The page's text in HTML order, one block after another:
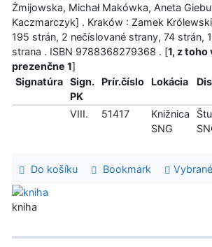
Żmijowska, Michał Makówka, Aneta
Kaczmarczyk] . Kraków : Zamek
195 strán, 2 nečíslované strany, 74 strán,
strana . ISBN 9788368279368 . [1, z toho
prezenčne 1]
Signatúra
Sign.
PK
Prír.číslo Lokácia
VIII. 51417
Knižnica
SNG
Do košíku Bookmark
kniha